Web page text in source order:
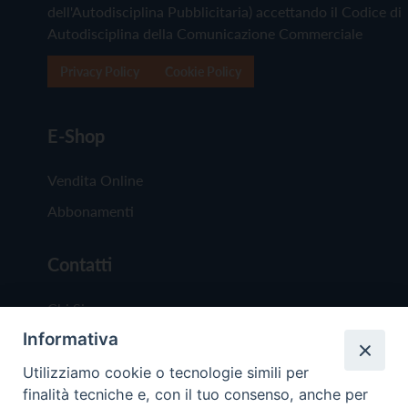
dell'Autodisciplina Pubblicitaria) accettando il Codice di
Autodisciplina della Comunicazione Commerciale
E-Shop
Vendita Online
Abbonamenti
Contatti
Chi Siamo
Redazione
Scrivici
Informativa
Utilizziamo cookie o tecnologie simili per
finalità tecniche e, con il tuo consenso, anche per